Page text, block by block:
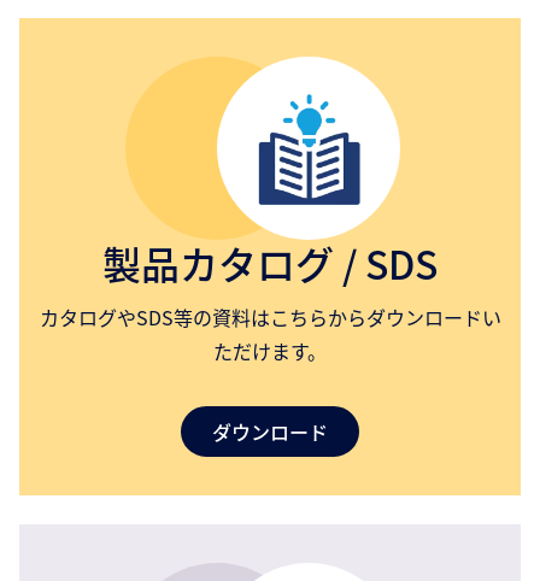
製品カタログ / SDS
カタログやSDS等の資料はこちらからダウンロードい
ただけます。
ダウンロード